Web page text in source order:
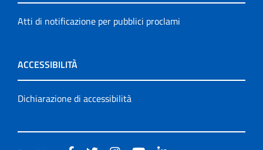
Atti di notificazione per pubblici proclami
ACCESSIBILITÀ
Dichiarazione di accessibilità